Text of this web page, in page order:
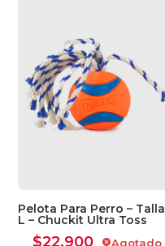
Pelota Para Perro – Talla
L – Chuckit Ultra Toss
$22.900 cancelAgotado